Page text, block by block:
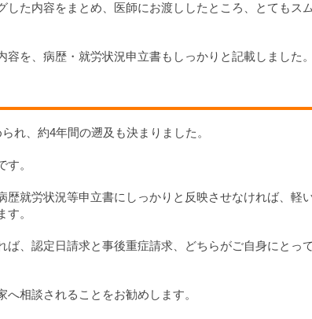
した内容をまとめ、医師にお渡ししたところ、とてもス
容を、病歴・就労状況申立書もしっかりと記載しました。
れ、約4年間の遡及も決まりました。
す。
歴就労状況等申立書にしっかりと反映させなければ、軽
。
ば、認定日請求と事後重症請求、どちらがご自身にとっ
へ相談されることをお勧めします。